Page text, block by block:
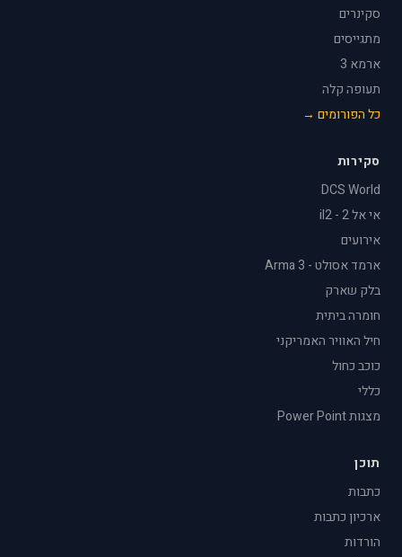
סקינרים
מתגייסים
ארמא 3
תעופה קלה
כל הפורומים →
סקירות
DCS World
אי אל 2 - il2
אירועים
ארמד אסולט - Arma 3
בלק שארק
חומרה ביתית
חיל האוויר האמריקני
כוכב כחול
כללי
מצגות Power Point
תוכן
כתבות
ארכיון כתבות
הורדות